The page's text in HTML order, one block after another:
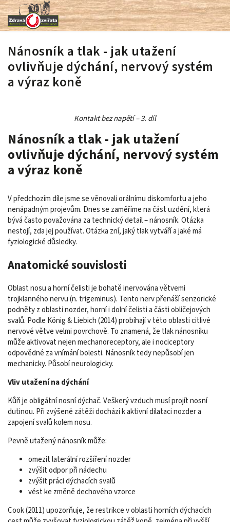
Nánosník a tlak - jak utažení
ovlivňuje dýchání, nervový systém
a výraz koně
Kontakt bez napětí – 3. díl
Nánosník a tlak - jak utažení
ovlivňuje dýchání, nervový systém
a výraz koně
V předchozím díle jsme se věnovali orálnímu diskomfortu a jeho
nenápadným projevům. Dnes se zaměříme na část uzdění, která
bývá často považována za technický detail – nánosník. Otázka
nestojí, zda jej používat. Otázka zní, jaký tlak vytváří a jaké má
fyziologické důsledky.
Anatomické souvislosti
Oblast nosu a horní čelisti je bohatě inervována větvemi
trojklanného nervu (n. trigeminus). Tento nerv přenáší senzorické
podněty z oblasti nozder, horní i dolní čelisti a části obličejových
svalů. Podle König & Liebich (2014) probíhají v této oblasti citlivé
nervové větve velmi povrchově. To znamená, že tlak nánosníku
může aktivovat nejen mechanoreceptory, ale i nociceptory
odpovědné za vnímání bolesti. Nánosník tedy nepůsobí jen
mechanicky. Působí neurologicky.
Vliv utažení na dýchání
Kůň je obligátní nosní dýchač. Veškerý vzduch musí projít nosní
dutinou. Při zvýšené zátěži dochází k aktivní dilataci nozder a
zapojení svalů kolem nosu.
Pevně utažený nánosník může:
omezit laterální rozšíření nozder
zvýšit odpor při nádechu
zvýšit práci dýchacích svalů
vést ke změně dechového vzorce
Cook (2011) upozorňuje, že restrikce v oblasti horních dýchacích